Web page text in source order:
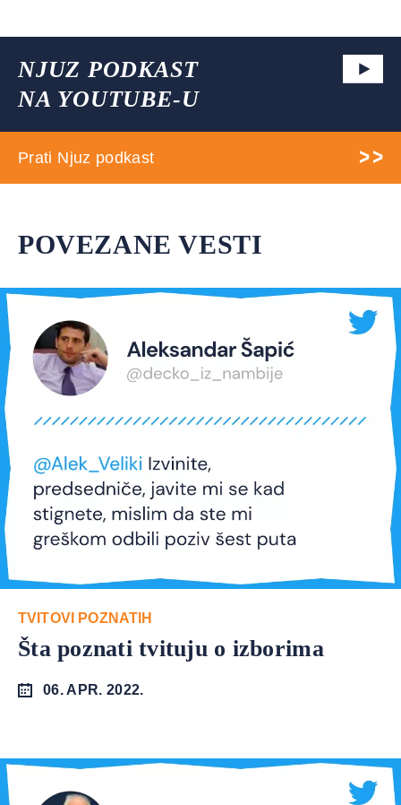
NJUZ PODKAST
NA YOUTUBE-U
Prati Njuz podkast
POVEZANE VESTI
TVITOVI POZNATIH
Šta poznati tvituju o izborima
06. APR. 2022.